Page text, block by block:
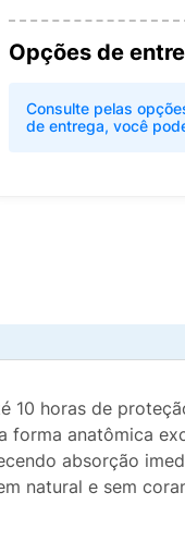
Opções de
Consulte pelas
de entrega, você
horas de
forma anatômica
absorção
natural e sem